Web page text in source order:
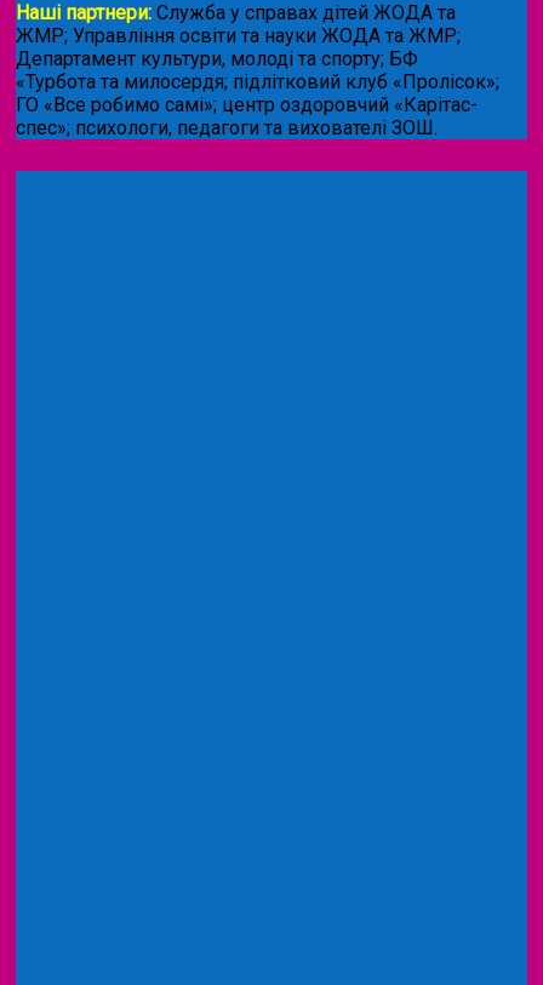
Наші партнери: Служба у справах дітей ЖОДА та
ЖМР; Управління освіти та науки ЖОДА та ЖМР;
Департамент культури, молоді та спорту; БФ
«Турбота та милосердя; підлітковий клуб «Пролісок»;
ГО «Все робимо самі»; центр оздоровчий «Карітас-
спес»; психологи, педагоги та вихователі ЗОШ.